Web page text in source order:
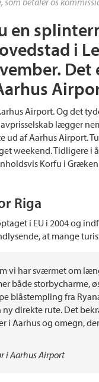
en
i
Airport. Og det
lægger
af Aarhus Airport.
weekend. Tidligere i
Korfu i
Riga
i EU i 2004 og
at mange
vi har sværmet om
både storbycharme,
blåstempling fra
direkte rute. Det
i Aarhus og omegn,
i Aarhus Airport